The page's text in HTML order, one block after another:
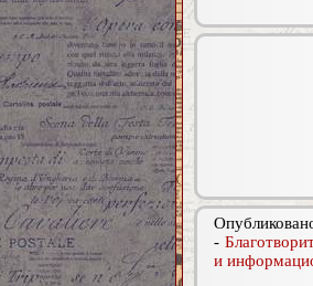
-
и